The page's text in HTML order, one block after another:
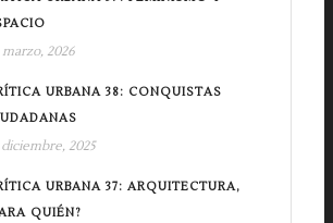
marzo, 2026
URBANA 38: CONQUISTAS
diciembre, 2025
URBANA 37: ARQUITECTURA,
QUIÉN?